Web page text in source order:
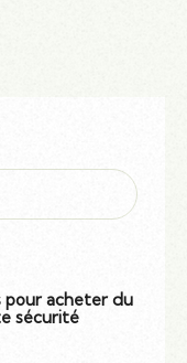
pour acheter du
sécurité